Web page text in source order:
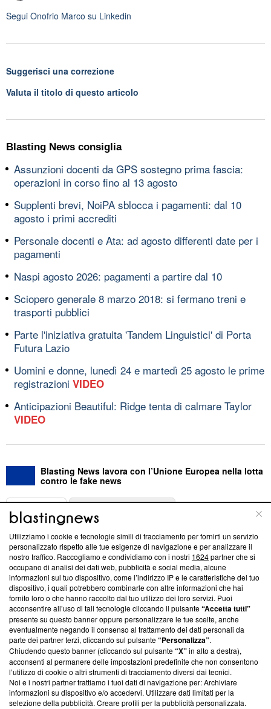
Segui Onofrio Marco su Linkedin
Suggerisci una correzione
Valuta il titolo di questo articolo
Blasting News consiglia
Assunzioni docenti da GPS sostegno prima fascia:
operazioni in corso fino al 13 agosto
Supplenti brevi, NoiPA sblocca i pagamenti: dal 10
agosto i primi accrediti
Personale docenti e Ata: ad agosto differenti date per i
pagamenti
Naspi agosto 2026: pagamenti a partire dal 10
Sciopero generale 8 marzo 2018: si fermano treni e
trasporti pubblici
Parte l'iniziativa gratuita 'Tandem Linguistici' di Porta
Futura Lazio
Uomini e donne, lunedì 24 e martedì 25 agosto le prime
registrazioni VIDEO
Anticipazioni Beautiful: Ridge tenta di calmare Taylor
VIDEO
Blasting News lavora con l’Unione Europea nella lotta
contro le fake news
ABOUT
Questa sezione offre informazioni trasparenti su Blasting
News, sui nostri processi editoriali e su come ci impegniamo a
creare news di qualità. Inoltre, afferma la nostra aderenza a
‘Trust Project - News with Integrity’Blasting News non è
ancora membro del programma, ma ha richiesto di farne
parte; Trust Project non ha ancora effettuato una verifica di
conformità agli standard.
Su di noi
Team editoriale
Corporate
Utilizziamo i cookie e tecnologie simili di tracciamento per fornirti un servizio
personalizzato rispetto alle tue esigenze di navigazione e per analizzare il
nostro traffico. Raccogliamo e condividiamo con i nostri 1624partner che si
occupano di analisi dei dati web, pubblicità e social media, alcune
informazioni sul tuo dispositivo, come l’indirizzo IP e le caratteristiche del tuo
dispositivo, i quali potrebbero combinarle con altre informazioni che hai
fornito loro o che hanno raccolto dal tuo utilizzo dei loro servizi. Puoi
acconsentire all’uso di tali tecnologie cliccando il pulsante“Accetta tutti”
presente su questo banner oppure personalizzare le tue scelte, anche
eventualmente negando il consenso al trattamento dei dati personali da
parte dei partner terzi, cliccando sul pulsante“Personalizza”.
Chiudendo questo banner (cliccando sul pulsante“X”in alto a destra),
acconsenti al permanere delle impostazioni predefinite che non consentono
l’utilizzo di cookie o altri strumenti di tracciamento diversi dai tecnici.
Noi e i nostri partner trattiamo i tuoi dati di navigazione per: Archiviare
informazioni su dispositivo e/o accedervi. Utilizzare dati limitati per la
selezione della pubblicità. Creare profili per la pubblicità personalizzata.